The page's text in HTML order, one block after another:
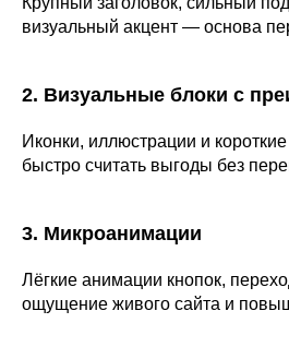
визуальный акцент — основа
2. Визуальные блоки с
Иконки, иллюстрации и
быстро считать выгоды без
3. Микроанимации
Лёгкие анимации кнопок,
ощущение живого сайта и